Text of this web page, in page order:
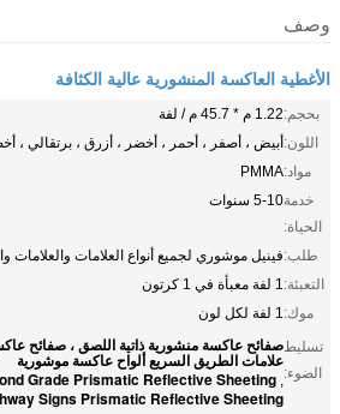
وصف
الأغطية العاكسة المنشورية عالية الكثافة
بحجم:1.22 م * 45.7 م / لفة
اللون:أبيض ، أصفر ، أحمر ، أخضر ، أزرق ، برتقالي ،
مواد:PMMA
خدمة
الحياة:
5-10 سنوات
طلب:فينيل موشوري لجميع أنواع العلامات والعلامات
التعبئة:1 لفة معبأة في 1 كرتون
موك:1 لفة لكل لون
تسليط
الضوء:
صفائح عاكسة منشورية ذاتية اللصق ، صفائح
علامات الطريق السريع ألواح عاكسة موشورية
,
Grade Prismatic Reflective Sheeting
Signs Prismatic Reflective Sheeting